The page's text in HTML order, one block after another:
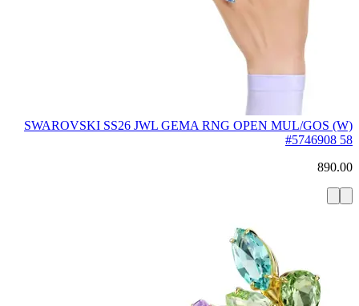
SWAROVSKI SS26 JWL GEMA RNG OPEN MUL/GOS (W)
#5746908 58
890.00